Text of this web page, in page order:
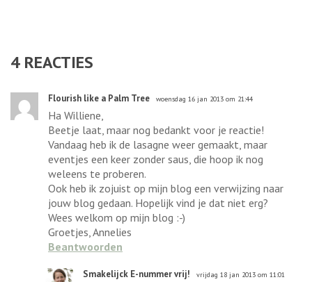
4 REACTIES
Flourish like a Palm Tree woensdag 16 jan 2013 om 21:44
Ha Williene,
Beetje laat, maar nog bedankt voor je reactie!
Vandaag heb ik de lasagne weer gemaakt, maar
eventjes een keer zonder saus, die hoop ik nog
weleens te proberen.
Ook heb ik zojuist op mijn blog een verwijzing naar
jouw blog gedaan. Hopelijk vind je dat niet erg?
Wees welkom op mijn blog :-)
Groetjes, Annelies
Beantwoorden
Smakelijck E-nummer vrij! vrijdag 18 jan 2013 om 11:01